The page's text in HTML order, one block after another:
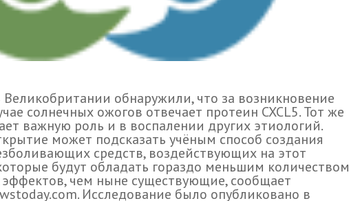
обнаружили, что за возникновение
солнечных ожогов отвечает протеин CXCL5. Тот же
важную роль и в воспалении других этиологий.
может подсказать учёным способ создания
средств, воздействующих на этот
будут обладать гораздо меньшим количеством
чем ныне существующие, сообщает
Исследование было опубликовано в